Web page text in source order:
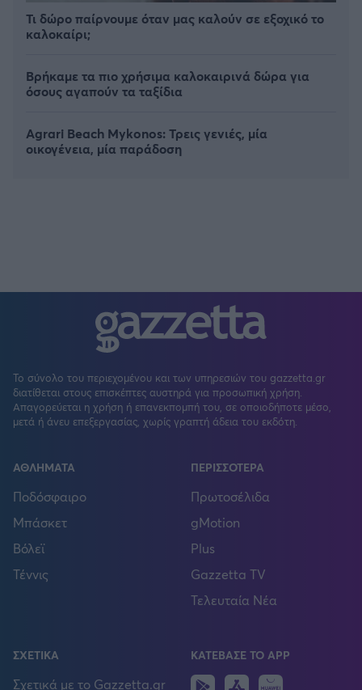
Τι δώρο παίρνουμε όταν μας καλούν σε εξοχικό το
καλοκαίρι;
Βρήκαμε τα πιο χρήσιμα καλοκαιρινά δώρα για
όσους αγαπούν τα ταξίδια
Agrari Beach Mykonos: Τρεις γενιές, μία
οικογένεια, μία παράδοση
Το σύνολο του περιεχομένου και των υπηρεσιών του gazzetta.gr
διατίθεται στους επισκέπτες αυστηρά για προσωπική χρήση.
Απαγορεύεται η χρήση ή επανεκπομπή του, σε οποιοδήποτε μέσο,
μετά ή άνευ επεξεργασίας, χωρίς γραπτή άδεια του εκδότη.
ΑΘΛΗΜΑΤΑ
Ποδόσφαιρο
Μπάσκετ
Βόλεϊ
Τέννις
ΠΕΡΙΣΣΟΤΕΡΑ
Πρωτοσέλιδα
gMotion
Plus
Gazzetta TV
Τελευταία Νέα
ΣΧΕΤΙΚΑ
Σχετικά με το Gazzetta.gr
ΚΑΤΕΒΑΣΕ ΤΟ APP